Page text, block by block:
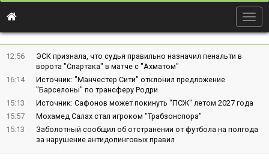
12:56
ЭСК признала, что судья правильно назначил пенальти в
ворота "Спартака" в матче с "Ахматом"
16:14
Источник: "Манчестер Сити" отклонил предложение
"Барселоны" по трансферу Родри
15:13
Источник: Сафонов может покинуть "ПСЖ" летом 2027 года
15:57
Мохамед Салах стал игроком "Трабзонспора"
15:13
Заболотный сообщил об отстранении от футбола на полгода
за нарушение антидопинговых правил